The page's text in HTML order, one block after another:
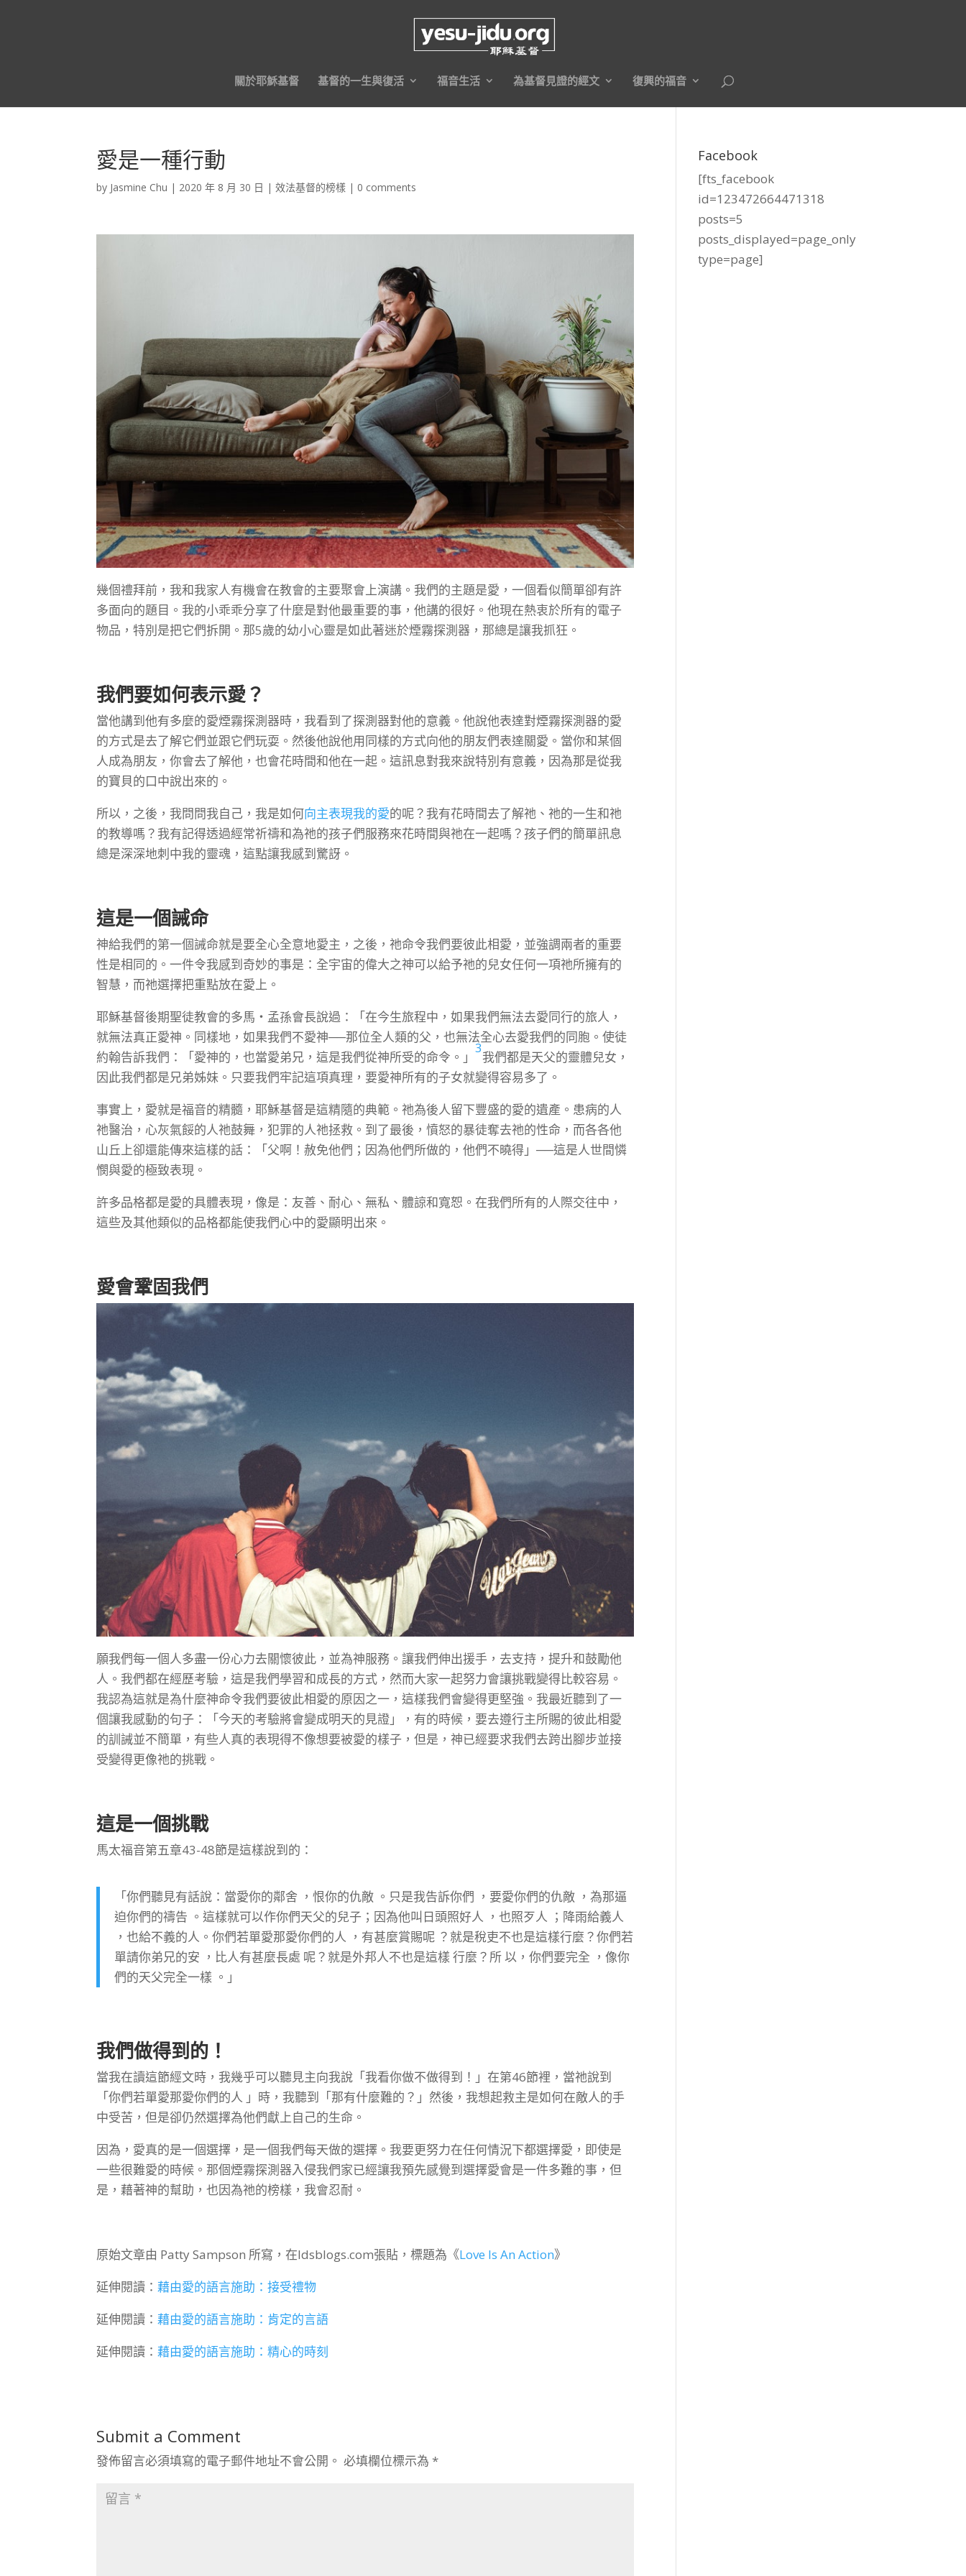
關於耶穌基督 基督的一生與復活 福音生活 為基督見證的經文 復興的福音
愛是一種行動
by Jasmine Chu | 2020 年 8 月 30 日 |效法基督的榜樣 | 0 comments
幾個禮拜前，我和我家人有機會在教會的主要聚會上演講。我們的主題是愛，一個看似簡單卻有許
多面向的題目。我的小乖乖分享了什麼是對他最重要的事，他講的很好。他現在熱衷於所有的電子
物品，特別是把它們拆開。那5歲的幼小心靈是如此著迷於煙霧探測器，那總是讓我抓狂。
我們要如何表示愛？
當他講到他有多麼的愛煙霧探測器時，我看到了探測器對他的意義。他說他表達對煙霧探測器的愛
的方式是去了解它們並跟它們玩耍。然後他說他用同樣的方式向他的朋友們表達關愛。當你和某個
人成為朋友，你會去了解他，也會花時間和他在一起。這訊息對我來說特別有意義，因為那是從我
的寶貝的口中說出來的。
所以，之後，我問問我自己，我是如何向主表現我的愛的呢？我有花時間去了解祂、祂的一生和祂
的教導嗎？我有記得透過經常祈禱和為祂的孩子們服務來花時間與祂在一起嗎？孩子們的簡單訊息
總是深深地刺中我的靈魂，這點讓我感到驚訝。
這是一個誡命
神給我們的第一個誡命就是要全心全意地愛主，之後，祂命令我們要彼此相愛，並強調兩者的重要
性是相同的。一件令我感到奇妙的事是：全宇宙的偉大之神可以給予祂的兒女任何一項祂所擁有的
智慧，而祂選擇把重點放在愛上。
耶穌基督後期聖徒教會的多馬・孟孫會長說過：「在今生旅程中，如果我們無法去愛同行的旅人，
就無法真正愛神。同樣地，如果我們不愛神──那位全人類的父，也無法全心去愛我們的同胞。使徒
約翰告訴我們：「愛神的，也當愛弟兄，這是我們從神所受的命令。」
3
我們都是天父的靈體兒女，
因此我們都是兄弟姊妹。只要我們牢記這項真理，要愛神所有的子女就變得容易多了。
事實上，愛就是福音的精髓，耶穌基督是這精隨的典範。祂為後人留下豐盛的愛的遺產。患病的人
祂醫治，心灰氣餒的人祂鼓舞，犯罪的人祂拯救。到了最後，憤怒的暴徒奪去祂的性命，而各各他
山丘上卻還能傳來這樣的話：「父啊！赦免他們；因為他們所做的，他們不曉得」──這是人世間憐
憫與愛的極致表現。
許多品格都是愛的具體表現，像是：友善、耐心、無私、體諒和寬恕。在我們所有的人際交往中，
這些及其他類似的品格都能使我們心中的愛顯明出來。
愛會鞏固我們
願我們每一個人多盡一份心力去關懷彼此，並為神服務。讓我們伸出援手，去支持，提升和鼓勵他
人。我們都在經歷考驗，這是我們學習和成長的方式，然而大家一起努力會讓挑戰變得比較容易。
我認為這就是為什麼神命令我們要彼此相愛的原因之一，這樣我們會變得更堅強。我最近聽到了一
個讓我感動的句子：「今天的考驗將會變成明天的見證」，有的時候，要去遵行主所賜的彼此相愛
的訓誡並不簡單，有些人真的表現得不像想要被愛的樣子，但是，神已經要求我們去跨出腳步並接
受變得更像祂的挑戰。
這是一個挑戰
馬太福音第五章43-48節是這樣說到的：
「你們聽見有話說：當愛你的鄰舍 ，恨你的仇敵 。只是我告訴你們 ，要愛你們的仇敵 ，為那逼
迫你們的禱告 。這樣就可以作你們天父的兒子；因為他叫日頭照好人 ，也照歹人 ；降雨給義人
，也給不義的人。你們若單愛那愛你們的人 ，有甚麼賞賜呢 ？就是稅吏不也是這樣行麼？你們若
單請你弟兄的安 ，比人有甚麼長處 呢？就是外邦人不也是這樣 行麼？所 以，你們要完全 ，像你
們的天父完全一樣 。」
我們做得到的！
當我在讀這節經文時，我幾乎可以聽見主向我說「我看你做不做得到！」在第46節裡，當祂說到
「你們若單愛那愛你們的人 」時，我聽到「那有什麼難的？」然後，我想起救主是如何在敵人的手
中受苦，但是卻仍然選擇為他們獻上自己的生命。
因為，愛真的是一個選擇，是一個我們每天做的選擇。我要更努力在任何情況下都選擇愛，即使是
一些很難愛的時候。那個煙霧探測器入侵我們家已經讓我預先感覺到選擇愛會是一件多難的事，但
是，藉著神的幫助，也因為祂的榜樣，我會忍耐。
原始文章由 Patty Sampson 所寫，在ldsblogs.com張貼，標題為《Love Is An Action》
延伸閱讀：藉由愛的語言施助：接受禮物
延伸閱讀：藉由愛的語言施助：肯定的言語
延伸閱讀：藉由愛的語言施助：精心的時刻
Submit a Comment
發佈留言必須填寫的電子郵件地址不會公開。 必填欄位標示為 *
Facebook
[fts_facebook
id=123472664471318
posts=5
posts_displayed=page_only
type=page]